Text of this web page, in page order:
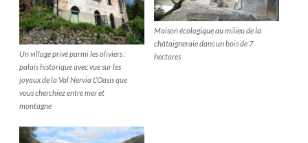
Un village privé parmi les oliviers :
palais historique avec vue sur les
joyaux de la Val Nervia L’Oasis que
vous cherchiez entre mer et
montagne
Maison écologique au milieu de la
châtaigneraie dans un bois de 7
hectares